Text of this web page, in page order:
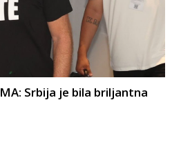
Srbija je bila briljantna